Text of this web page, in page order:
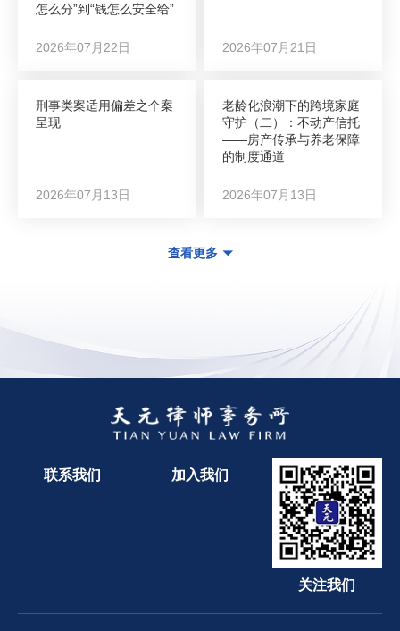
怎么分”到“钱怎么安全给”
2026年07月22日 2026年07月21日
刑事类案适用偏差之个案
呈现
2026年07月13日
老龄化浪潮下的跨境家庭
守护（二）：不动产信托
——房产传承与养老保障
的制度通道
2026年07月13日
查看更多
联系我们 加入我们
关注我们